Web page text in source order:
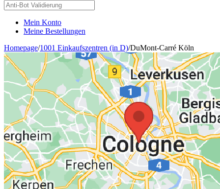
Mein Konto
Meine Bestellungen
Homepage/1001 Einkaufszentren (in D)/DuMont-Carré Köln